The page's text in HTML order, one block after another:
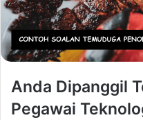
Anda Dipanggil
Pegawai